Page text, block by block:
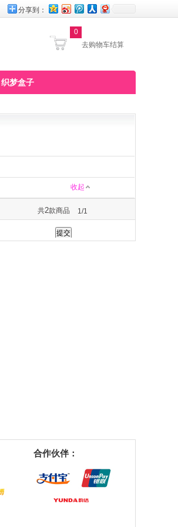
分享到：
去购物车结算
0
织梦盒子
收起
1/1
共2款商品
合作伙伴：